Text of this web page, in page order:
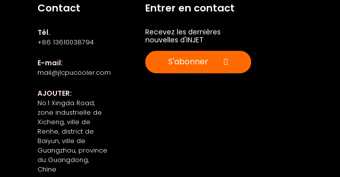
Contact
Tél.
+86 13610038794
E-mail:
mail@jlcpucooler.com
AJOUTER:
No.1 Xingda Road,
zone industrielle de
Xicheng, ville de
Renhe, district de
Baiyun, ville de
Guangzhou, province
du Guangdong,
Chine
Entrer en contact
Recevez les dernières
nouvelles d'INJET
S'abonner